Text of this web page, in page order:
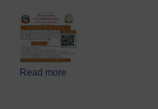
Read more